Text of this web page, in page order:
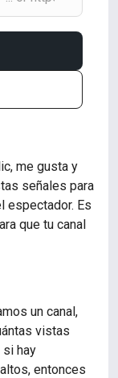
me gusta y
señales para
espectador. Es
que tu canal
un canal,
vistas
si hay
entonces